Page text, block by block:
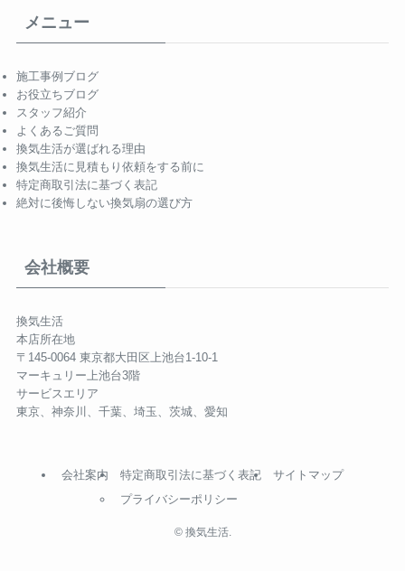
メニュー
施工事例ブログ
お役立ちブログ
スタッフ紹介
よくあるご質問
換気生活が選ばれる理由
換気生活に見積もり依頼をする前に
特定商取引法に基づく表記
絶対に後悔しない換気扇の選び方
会社概要
換気生活
本店所在地
〒145-0064 東京都大田区上池台1-10-1
マーキュリー上池台3階
サービスエリア
東京、神奈川、千葉、埼玉、茨城、愛知
会社案内
特定商取引法に基づく表記
プライバシーポリシー
サイトマップ
©換気生活.